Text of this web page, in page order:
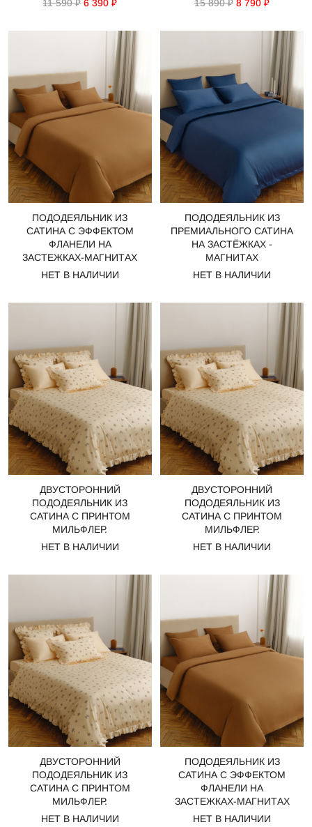
11 590 ₽6 390 ₽ 15 890 ₽8 790 ₽
ПОДОДЕЯЛЬНИК ИЗ
САТИНА С ЭФФЕКТОМ
ФЛАНЕЛИ НА
ЗАСТЕЖКАХ-МАГНИТАХ
НЕТ В НАЛИЧИИ
ПОДОДЕЯЛЬНИК ИЗ
ПРЕМИАЛЬНОГО САТИНА
НА ЗАСТЁЖКАХ -
МАГНИТАХ
НЕТ В НАЛИЧИИ
ДВУСТОРОННИЙ
ПОДОДЕЯЛЬНИК ИЗ
САТИНА С ПРИНТОМ
МИЛЬФЛЕР.
НЕТ В НАЛИЧИИ
ДВУСТОРОННИЙ
ПОДОДЕЯЛЬНИК ИЗ
САТИНА С ПРИНТОМ
МИЛЬФЛЕР.
НЕТ В НАЛИЧИИ
ДВУСТОРОННИЙ
ПОДОДЕЯЛЬНИК ИЗ
САТИНА С ПРИНТОМ
МИЛЬФЛЕР.
НЕТ В НАЛИЧИИ
ПОДОДЕЯЛЬНИК ИЗ
САТИНА С ЭФФЕКТОМ
ФЛАНЕЛИ НА
ЗАСТЕЖКАХ-МАГНИТАХ
НЕТ В НАЛИЧИИ